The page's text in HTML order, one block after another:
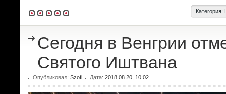
Категория:
Сегодня в Венгрии
Святого Иштвана
Опубликовал: Szofi Дата: 2018.08.20, 10:02